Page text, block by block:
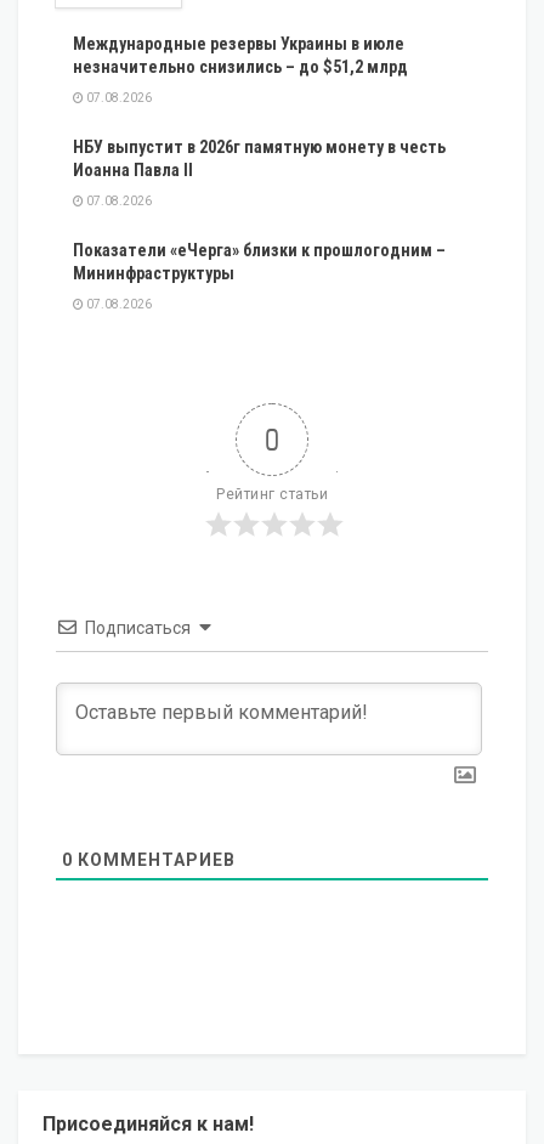
Международные резервы Украины в июле
незначительно снизились – до $51,2 млрд
07.08.2026
НБУ выпустит в 2026г памятную монету в честь
Иоанна Павла II
07.08.2026
Показатели «еЧерга» близки к прошлогодним –
Мининфраструктуры
07.08.2026
0
Рейтинг статьи
Подписаться
0 КОММЕНТАРИЕВ
Присоединяйся к нам!